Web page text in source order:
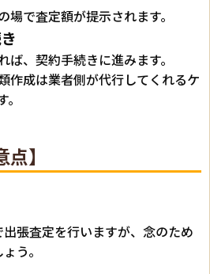
場で査定額が提示されます。
ば、契約手続きに進みます。
作成は業者側が代行してくれるケ
】
張査定を行いますが、念のため
う。